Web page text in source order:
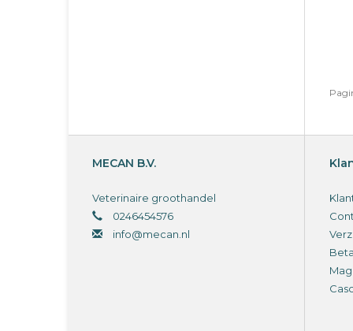
MECAN B.V.
Veterinaire groothandel
0246454576
info@mecan.nl